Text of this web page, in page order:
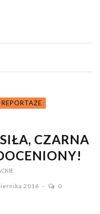
REPORTAŻE
CZARNA
2016 0